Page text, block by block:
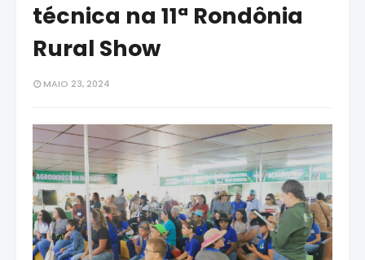
técnica na 11ª Rondônia
Rural Show
MAIO 23, 2024